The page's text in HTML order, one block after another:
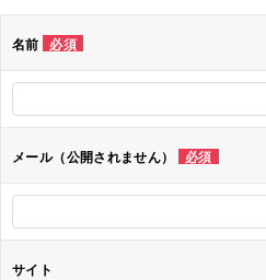
シ
ョ
ン
名前 必須
メール（公開されません） 必須
サイト